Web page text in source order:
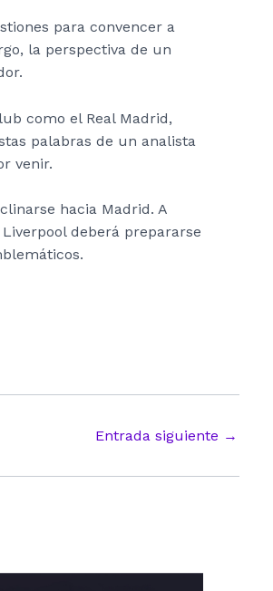
para convencer a
la perspectiva de un
como el Real Madrid,
palabras de un analista
venir.
hacia Madrid. A
deberá prepararse
Entrada siguiente →